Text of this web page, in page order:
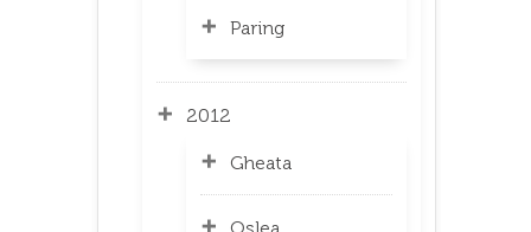
Paring
2012
Gheata